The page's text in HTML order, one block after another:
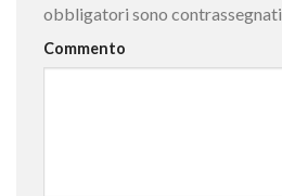
obbligatori sono contrassegnati
Commento